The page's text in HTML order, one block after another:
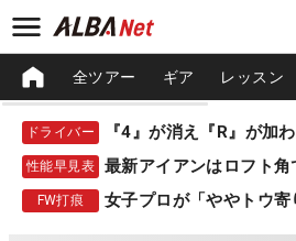
全ツアー ギア レッスン
ドライバー
性能早見表 最新アイアンはロフト角
FW打痕 女子プロが「ややトウ